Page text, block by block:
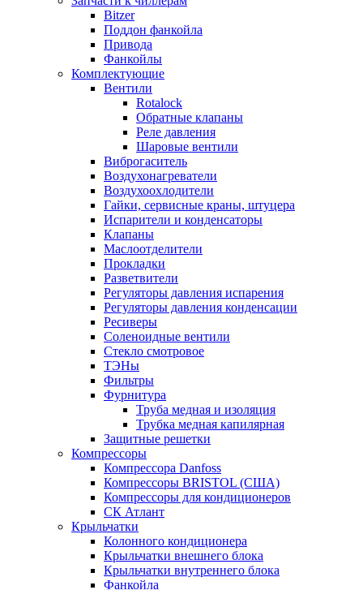
Bitzer
Поддон фанкойла
Привода
Фанкойлы
Комплектующие
Вентили
Rotalock
Обратные клапаны
Реле давления
Шаровые вентили
Виброгаситель
Воздухонагреватели
Воздухоохлодители
Гайки, сервисные краны, штуцера
Испарители и конденсаторы
Клапаны
Маслоотделители
Прокладки
Разветвители
Регуляторы давления испарения
Регуляторы давления конденсации
Ресиверы
Соленоидные вентили
Стекло смотровое
ТЭНы
Фильтры
Фурнитура
Труба медная и изоляция
Трубка медная капилярная
Защитные решетки
Компрессоры
Компрессора Danfoss
Компрессоры BRISTOL (США)
Компрессоры для кондиционеров
СК Атлант
Крыльчатки
Колонного кондиционера
Крыльчатки внешнего блока
Крыльчатки внутреннего блока
Фанкойла